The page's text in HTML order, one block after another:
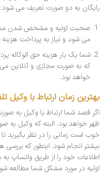
رایگان به دو صورت تعریف می شود:
صحبت اولیه و مشخص شدن
می شود و نیاز به پرداخت
شما یک بار هزینه حق الوکاله
که به صورت مجازی و آنلاین
خواهد بود.
بهترین زمان ارتباط با وکیل
اگر قصد شما ارتباط با وکیل به
خوب است زمانی را در نظر بگیرید
بیشتر انجام شود. اینطور که
اطلاعات خود را از طریق واتساپ
اولیه در مورد مشکل شما مطالعه